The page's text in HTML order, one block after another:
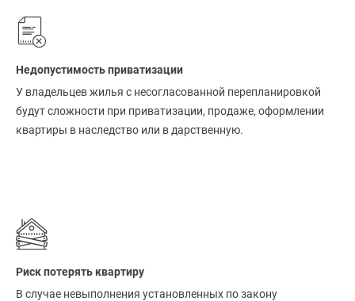
Недопустимость приватизации
У владельцев жилья с несогласованной перепланировкой
будут сложности при приватизации, продаже, оформлении
квартиры в наследство или в дарственную.
Риск потерять квартиру
В случае невыполнения установленных по закону